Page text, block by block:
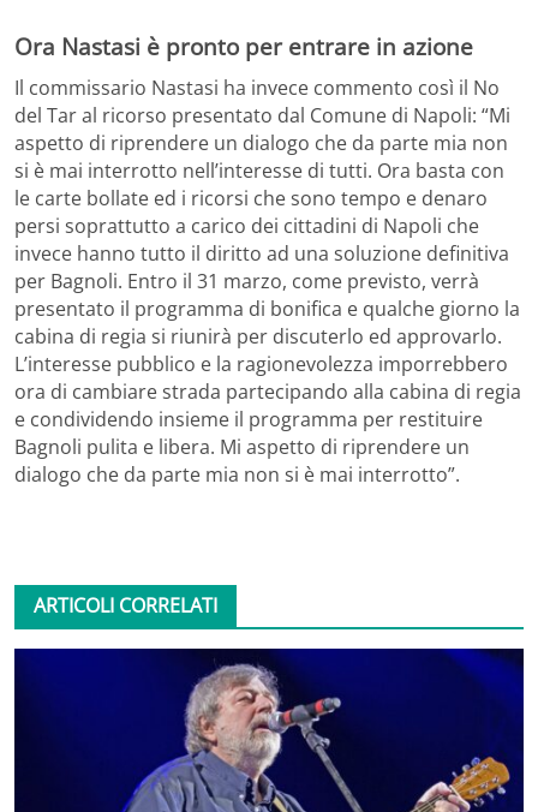
Ora Nastasi è pronto per entrare in azione
Il commissario Nastasi ha invece commento così il No
del Tar al ricorso presentato dal Comune di Napoli: “Mi
aspetto di riprendere un dialogo che da parte mia non
si è mai interrotto nell’interesse di tutti. Ora basta con
le carte bollate ed i ricorsi che sono tempo e denaro
persi soprattutto a carico dei cittadini di Napoli che
invece hanno tutto il diritto ad una soluzione definitiva
per Bagnoli. Entro il 31 marzo, come previsto, verrà
presentato il programma di bonifica e qualche giorno la
cabina di regia si riunirà per discuterlo ed approvarlo.
L’interesse pubblico e la ragionevolezza imporrebbero
ora di cambiare strada partecipando alla cabina di regia
e condividendo insieme il programma per restituire
Bagnoli pulita e libera. Mi aspetto di riprendere un
dialogo che da parte mia non si è mai interrotto”.
ARTICOLI CORRELATI